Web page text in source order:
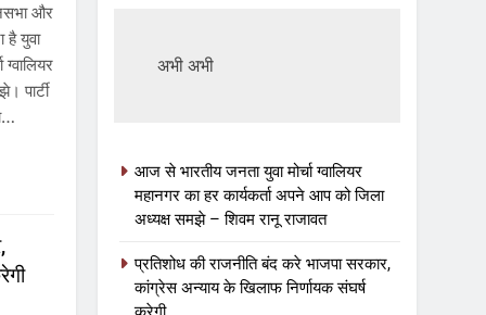
और
है युवा
पार्टी
अभी अभी
आज से भारतीय जनता युवा मोर्चा ग्वालियर
महानगर का हर कार्यकर्ता अपने आप को जिला
अध्यक्ष समझे – शिवम रानू राजावत
प्रतिशोध की राजनीति बंद करे भाजपा सरकार,
कांग्रेस अन्याय के खिलाफ निर्णायक संघर्ष